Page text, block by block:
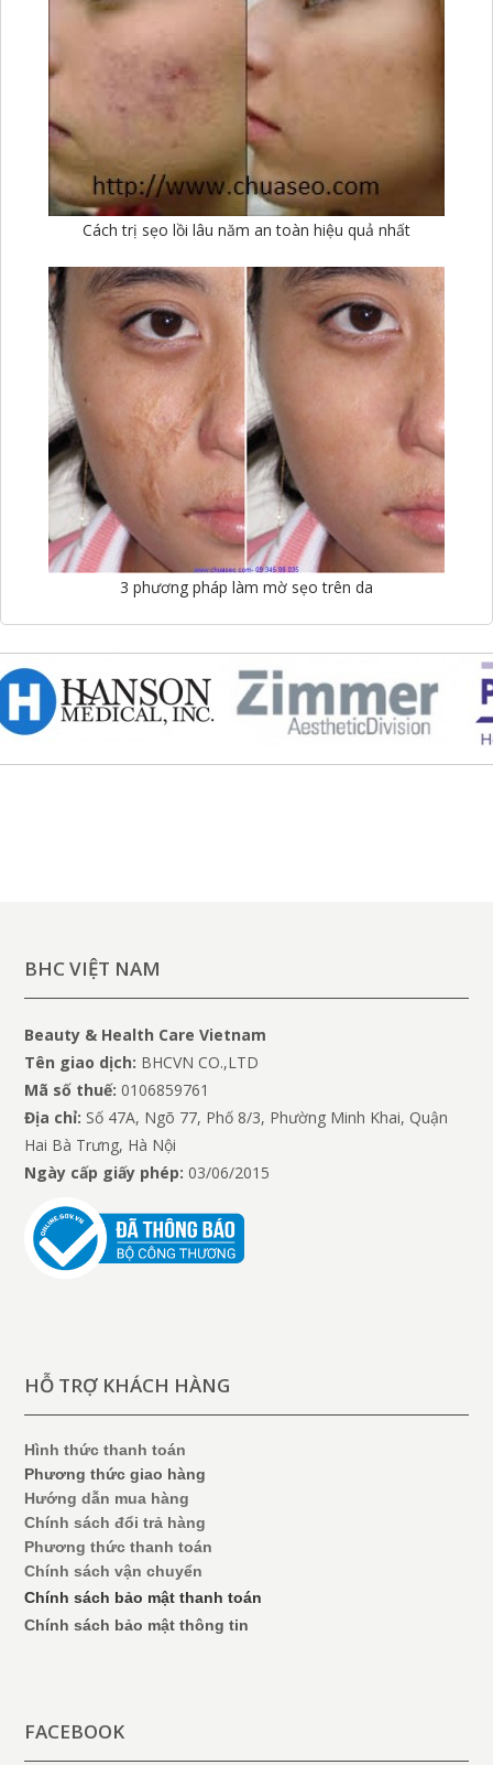
Cách trị sẹo lồi lâu năm an toàn hiệu quả nhất
3 phương pháp làm mờ sẹo trên da
BHC VIỆT NAM
Beauty & Health Care Vietnam
Tên giao dịch: BHCVN CO.,LTD
Mã số thuế:0106859761
Địa chỉ: Số 47A, Ngõ 77, Phố 8/3, Phường Minh Khai, Quận
Hai Bà Trưng, Hà Nội
Ngày cấp giấy phép: 03/06/2015
HỖ TRỢ KHÁCH HÀNG
Hình thức thanh toán
Phương thức giao hàng
Hướng dẫn mua hàng
Chính sách đổi trả hàng
Phương thức thanh toán
Chính sách vận chuyển
Chính sách bảo mật thanh toán
Chính sách bảo mật thông tin
FACEBOOK